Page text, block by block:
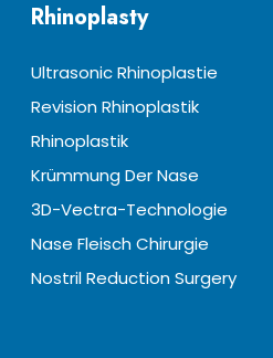
Rhinoplasty
Ultrasonic Rhinoplastie
Revision Rhinoplastik
Rhinoplastik
Krümmung Der Nase
3D-Vectra-Technologie
Nase Fleisch Chirurgie
Nostril Reduction Surgery